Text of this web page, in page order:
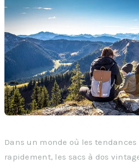
Dans un monde où les
rapidement, les sacs à dos